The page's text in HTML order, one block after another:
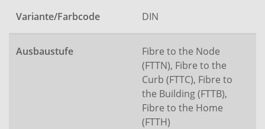
Variante/Farbcode DIN
Ausbaustufe
Fibre to the Node
(FTTN), Fibre to the
Curb (FTTC), Fibre to
the Building (FTTB),
Fibre to the Home
(FTTH)